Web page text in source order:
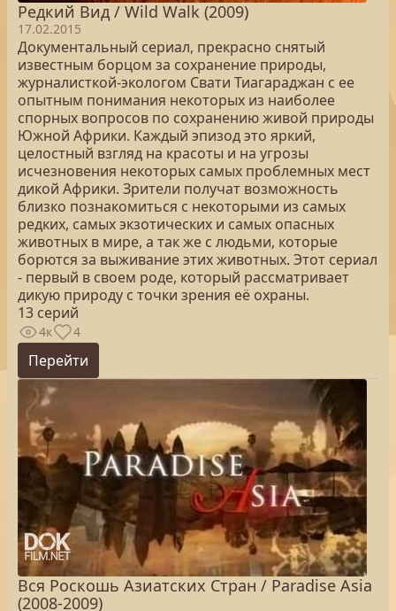
Редкий Вид / Wild Walk (2009)
17.02.2015
Документальный сериал, прекрасно снятый
известным борцом за сохранение природы,
журналисткой-экологом Свати Тиагараджан с ее
опытным понимания некоторых из наиболее
спорных вопросов по сохранению живой природы
Южной Африки. Каждый эпизод это яркий,
целостный взгляд на красоты и на угрозы
исчезновения некоторых самых проблемных мест
дикой Африки. Зрители получат возможность
близко познакомиться с некоторыми из самых
редких, самых экзотических и самых опасных
животных в мире, а так же с людьми, которые
борются за выживание этих животных. Этот сериал
- первый в своем роде, который рассматривает
дикую природу с точки зрения её охраны.
13 серий
4к 4
Перейти
Вся Роскошь Азиатских Стран / Paradise Asia
(2008-2009)